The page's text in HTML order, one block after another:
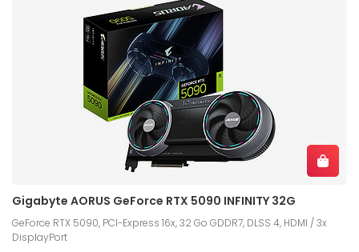
Gigabyte AORUS GeForce RTX 5090 INFINITY 32G
GeForce RTX 5090, PCI-Express 16x, 32 Go GDDR7, DLSS 4, HDMI / 3x
DisplayPort